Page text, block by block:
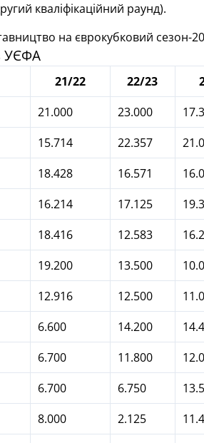
кваліфікаційний раунд).
на єврокубковий сезон-
УЄФА
21/22 22/23
21.000 23.000
15.714 22.357
18.428 16.571
16.214 17.125
18.416 12.583
19.200 13.500
12.916 12.500
6.600 14.200
6.700 11.800
6.700 6.750
8.000 2.125